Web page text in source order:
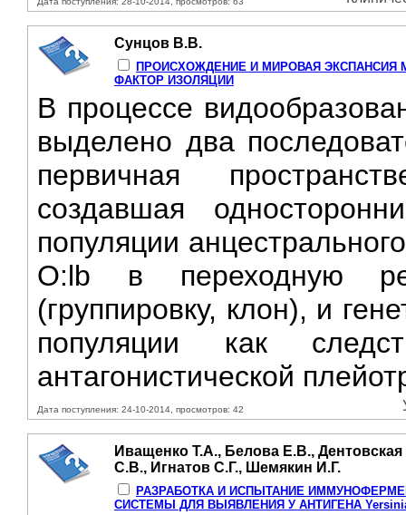
Сунцов В.В.
ПРОИСХОЖДЕНИЕ И МИРОВАЯ ЭКСПАНСИЯ
ФАКТОР ИЗОЛЯЦИИ
В процессе
выделено два
первичная
создавшая
популяции
О:lb в переходную
(группировку, клон), и
популяции как
антагонистической
Дата поступления: 24-10-2014, просмотров: 42
Иващенко Т.А., Белова Е.В.,
С.В., Игнатов С.Г., Шемякин И.Г.
РАЗРАБОТКА И ИСПЫТАНИЕ
СИСТЕМЫ ДЛЯ ВЫЯВЛЕНИЯ У АНТИГЕНА